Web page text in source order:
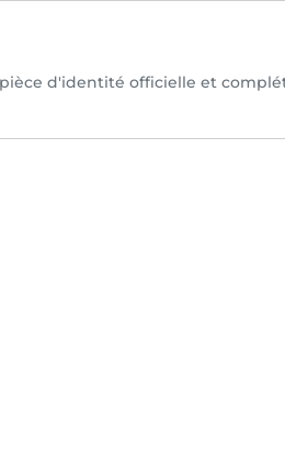
pièce d'identité officielle et